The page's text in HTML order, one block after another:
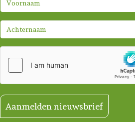
Aanmelden nieuwsbrief